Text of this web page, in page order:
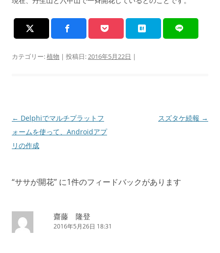
カテゴリー:植物 | 投稿日:2016年5月22日 |
投
稿
ナ
ー
ョ
ン
← Delphiでマルチプラットフ
ォームを使って、Androidアプ
リの作成
スズタケ続報 →
“ササが開花” に1件のフィードバックがあります
齋藤 隆登
2016年5月26日 18:31